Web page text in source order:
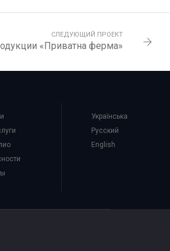
СЛЕДУЮЩИЙ ПРОЕКТ
«Приватна ферма»
Українська
Русский
English